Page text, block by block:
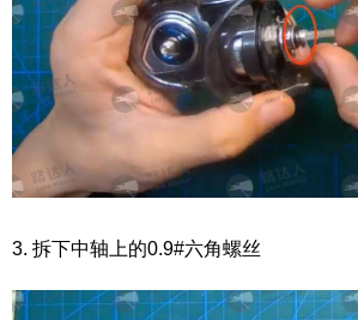
3. 拆下中轴上的0.9#六角螺丝